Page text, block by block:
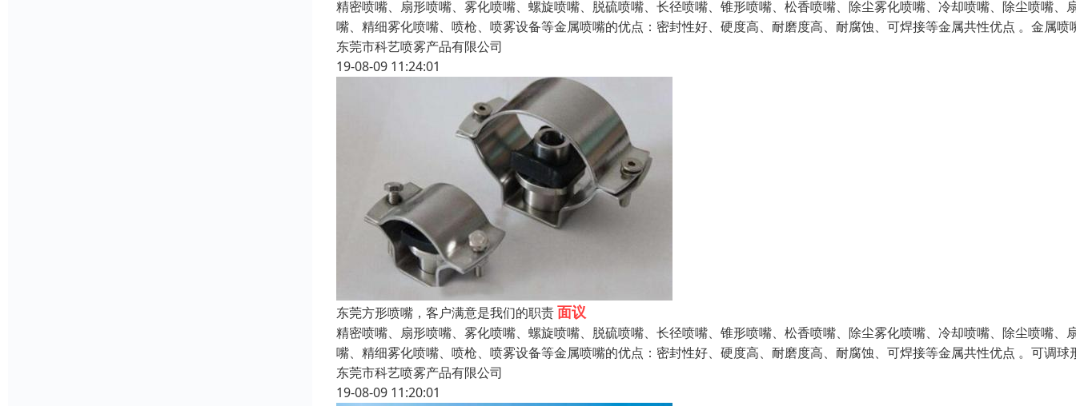
精密喷嘴、扇形喷嘴、雾化喷嘴、螺旋喷嘴、脱硫喷嘴、长径喷嘴、锥形喷嘴、松香喷嘴、除尘雾化喷嘴、冷却喷嘴、除尘喷嘴、
嘴、精细雾化喷嘴、喷枪、喷雾设备等金属喷嘴的优点：密封性好、硬度高、耐磨度高、耐腐蚀、可焊接等金属共性优点 。金属喷
东莞市科艺喷雾产品有限公司
19-08-09 11:24:01
东莞方形喷嘴，客户满意是我们的职责面议
精密喷嘴、扇形喷嘴、雾化喷嘴、螺旋喷嘴、脱硫喷嘴、长径喷嘴、锥形喷嘴、松香喷嘴、除尘雾化喷嘴、冷却喷嘴、除尘喷嘴、
嘴、精细雾化喷嘴、喷枪、喷雾设备等金属喷嘴的优点：密封性好、硬度高、耐磨度高、耐腐蚀、可焊接等金属共性优点 。可调球
东莞市科艺喷雾产品有限公司
19-08-09 11:20:01